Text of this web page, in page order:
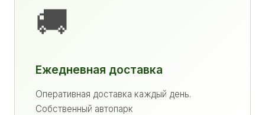
🚚
Ежедневная доставка
Оперативная доставка каждый день.
Собственный автопарк